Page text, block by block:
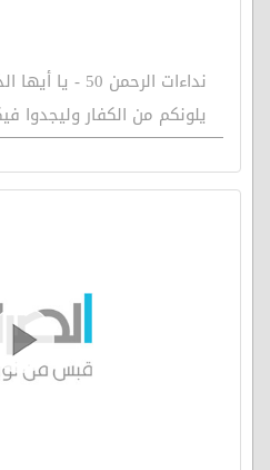
نداءات الرحمن
يلونكم من الكفار وليجدوا